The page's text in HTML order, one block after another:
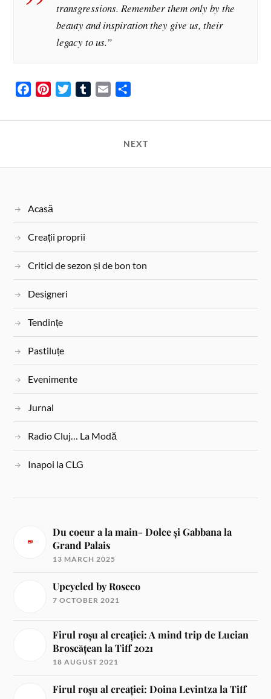
transgressions. Remember them only by the
beauty and inspiration they give us, their
legacy to us.”
c
o
n
r
t
i
e
m
r
a
a
e
NEXT
Acasă
Creații proprii
Critici de sezon și de bon ton
Designeri
Tendințe
Pastiluțe
Evenimente
Jurnal
Radio Cluj… La Modă
Inapoi la CLG
Du coeur a la main- Dolce și Gabbana la
Grand Palais
13 MARCH 2025
Upcycled by Roseco
7 OCTOBER 2021
Firul roșu al creației: A mind trip de Lucian
Broscățean la Tiff 2021
18 AUGUST 2021
Firul roșu al creației: Doina Levintza la Tiff